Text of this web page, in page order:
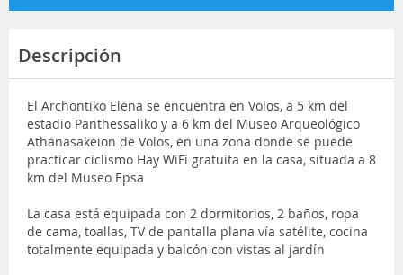
Descripción
El Archontiko Elena se encuentra en Volos, a 5 km del
estadio Panthessaliko y a 6 km del Museo Arqueológico
Athanasakeion de Volos, en una zona donde se puede
practicar ciclismo Hay WiFi gratuita en la casa, situada a 8
km del Museo Epsa
La casa está equipada con 2 dormitorios, 2 baños, ropa
de cama, toallas, TV de pantalla plana vía satélite, cocina
totalmente equipada y balcón con vistas al jardín